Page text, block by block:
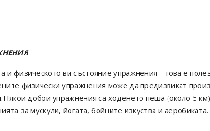
и физическото ви състояние упражнения - това е
физически упражнения може да предизвикат
добри упражнения са ходенето пеша (около 5
за мускули, йогата, бойните изкуства и аеробиката.